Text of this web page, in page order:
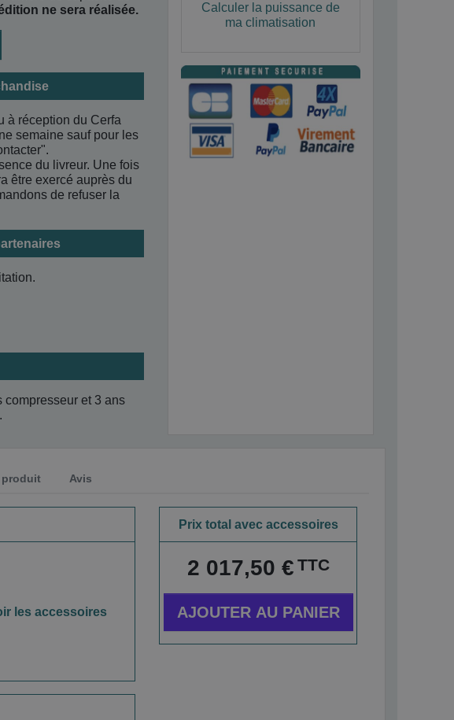
ne sera réalisée.
à réception du Cerfa
semaine sauf pour les
du livreur. Une fois
être exercé auprès du
de refuser la
compresseur et 3 ans
Calculer la puissance de
ma climatisation
produit Avis
les accessoires
Prix total avec accessoires
2 017,50 € TTC
AJOUTER AU PANIER